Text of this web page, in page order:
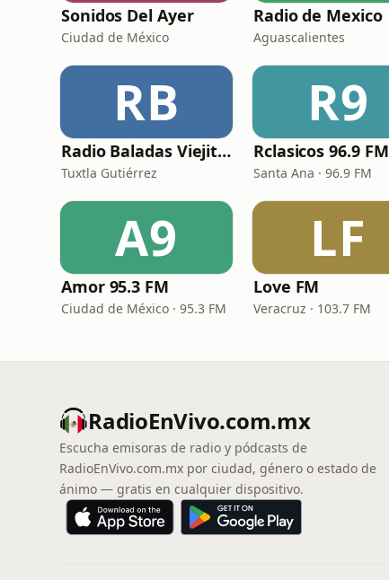
Sonidos Del Ayer
Ciudad de México
Radio de Mexico
Aguascalientes
RB
Radio Baladas Viejitas Románticas
Tuxtla Gutiérrez
R9
Rclasicos 96.9 FM
Santa Ana · 96.9 FM
A9
Amor 95.3 FM
Ciudad de México · 95.3 FM
LF
Love FM
Veracruz · 103.7 FM
RadioEnVivo.com.mx
Escucha emisoras de radio y pódcasts de
RadioEnVivo.com.mx por ciudad, género o estado de
ánimo — gratis en cualquier dispositivo.